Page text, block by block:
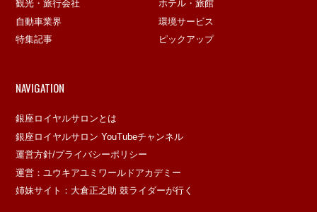
観光・旅行会社
ホテル・旅館
自動車業界
環境サービス
特集記事
ピックアップ
NAVIGATION
銀座ロイヤルサロンとは
銀座ロイヤルサロン YouTubeチャンネル
運営方針/プライバシーポリシー
運営：ユウキアユミワールドアカデミー
姉妹サイト：大倉正之助 鼓ライダーが行く